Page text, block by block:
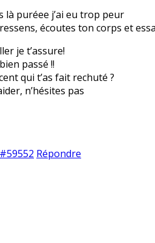
là puréee j’ai eu trop peur
écoutes ton corps et
je t’assure!
passé !!
qui t’as fait rechuté ?
n’hésites pas
#59552 Répondre